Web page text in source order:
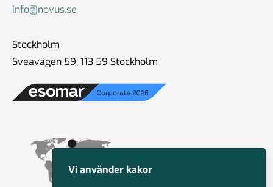
info@novus.se
Stockholm
Sveavägen 59, 113 59 Stockholm
Vi använder kakor